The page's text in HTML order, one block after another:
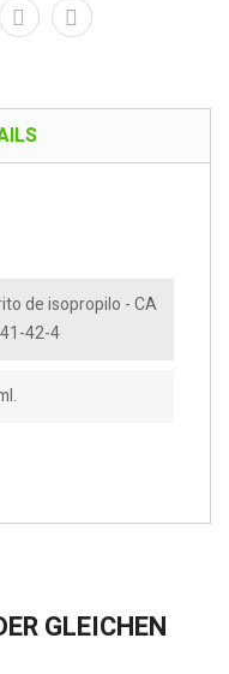
de isopropilo - CA
42-4
GLEICHEN